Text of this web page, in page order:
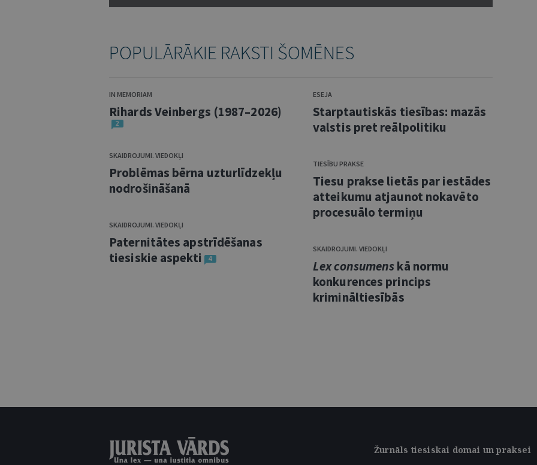
POPULĀRĀKIE RAKSTI ŠOMĒNES
IN MEMORIAM
Rihards Veinbergs (1987–2026)
2
SKAIDROJUMI. VIEDOKĻI
Problēmas bērna uzturlīdzekļu
nodrošināšanā
SKAIDROJUMI. VIEDOKĻI
Paternitātes apstrīdēšanas
tiesiskie aspekti
4
ESEJA
Starptautiskās tiesības: mazās
valstis pret reālpolitiku
TIESĪBU PRAKSE
Tiesu prakse lietās par iestādes
atteikumu atjaunot nokavēto
procesuālo termiņu
SKAIDROJUMI. VIEDOKĻI
Lex consumenskā normu
konkurences princips
krimināltiesībās
Žurnāls tiesiskai domai un praksei